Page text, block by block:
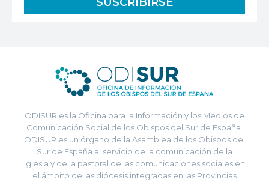
ODISUR es la Oficina para la Información y los Medios de
Comunicación Social de los Obispos del Sur de España.
ODISUR es un órgano de la Asamblea de los Obispos del
Sur de España al servicio de la comunicación de la
Iglesia y de la pastoral de las comunicaciones sociales en
el ámbito de las diócesis integradas en las Provincias